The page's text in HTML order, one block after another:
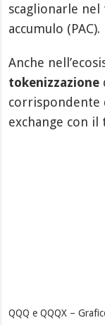
scaglionarle
accumulo (PAC).
Anche
tokenizzazione
corrispondente
exchange con il
QQQ e QQQX –